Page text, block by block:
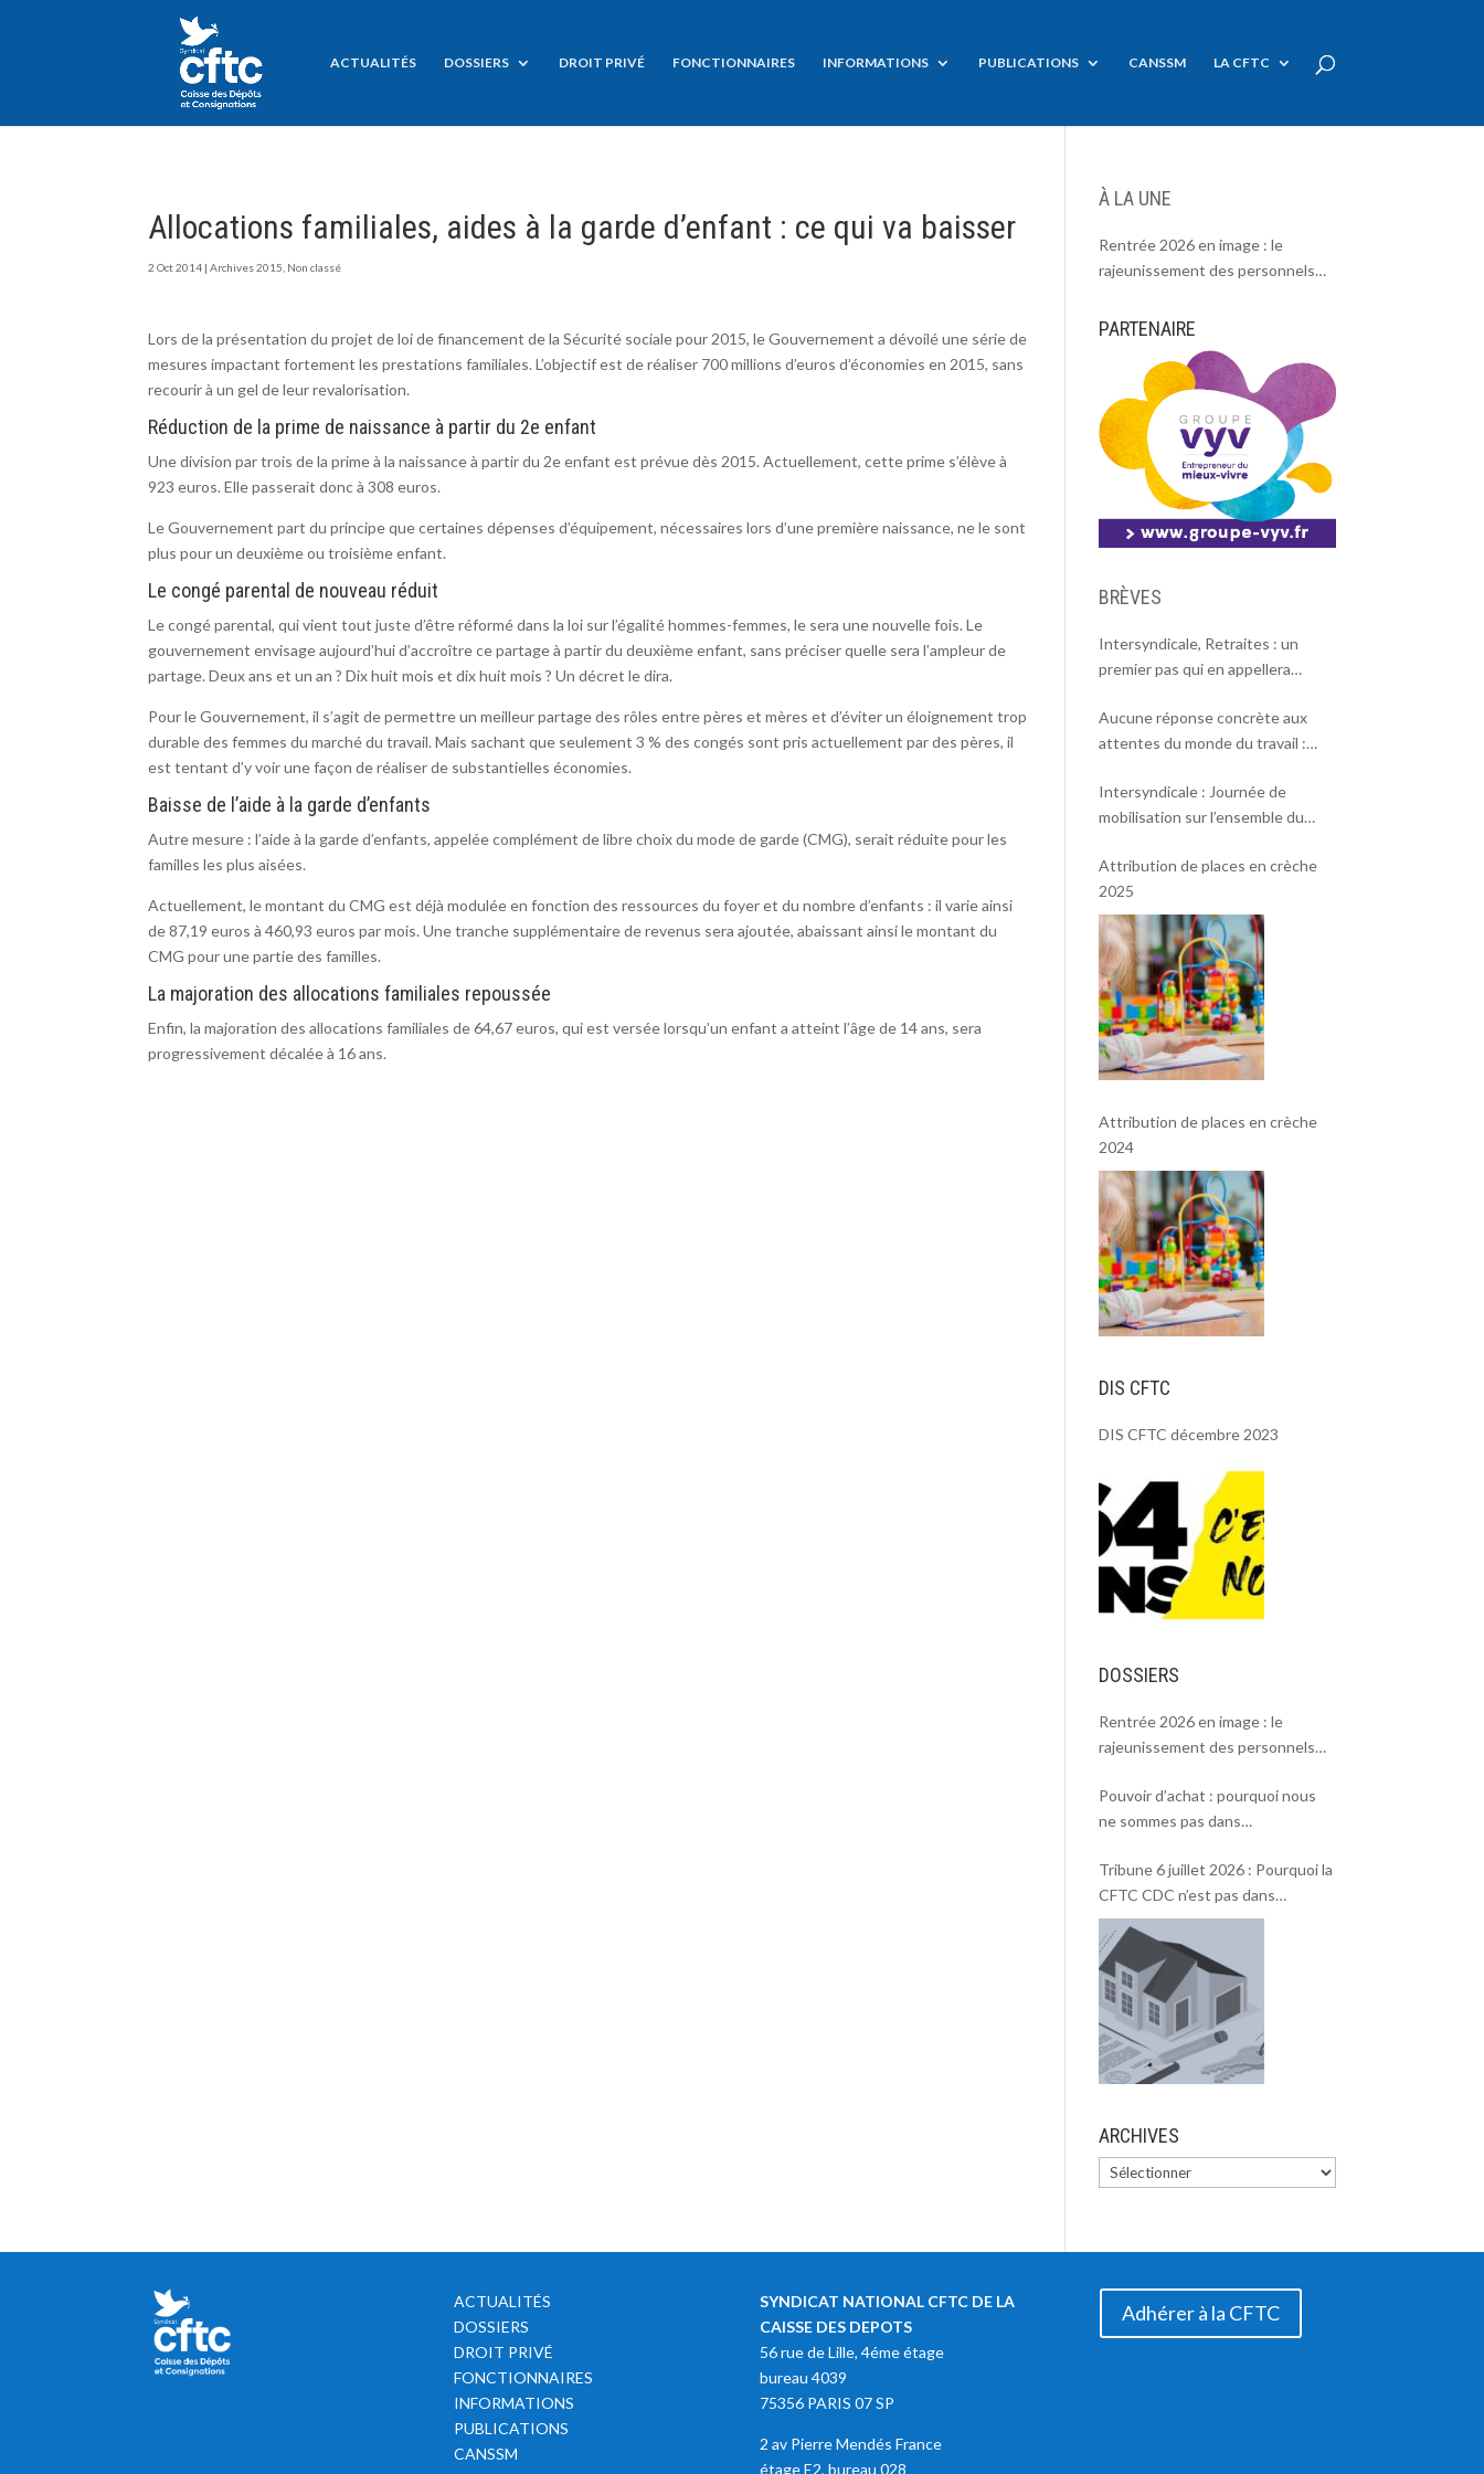
ACTUALITÉS DOSSIERS DROIT PRIVÉ FONCTIONNAIRES INFORMATIONS PUBLICATIONS CANSSM LA CFTC
Allocations familiales, aides à la garde d’enfant : ce qui va baisser
2 Oct 2014 |Archives 2015 Non classé
Lors de la présentation du projet de loi de financement de la Sécurité sociale pour 2015, le Gouvernement a dévoilé une série de
mesures impactant fortement les prestations familiales. L’objectif est de réaliser 700 millions d’euros d’économies en 2015, sans
recourir à un gel de leur revalorisation.
Réduction de la prime de naissance à partir du 2e enfant
Une division par trois de la prime à la naissance à partir du 2e enfant est prévue dès 2015. Actuellement, cette prime s’élève à
923 euros. Elle passerait donc à 308 euros.
Le Gouvernement part du principe que certaines dépenses d’équipement, nécessaires lors d’une première naissance, ne le sont
plus pour un deuxième ou troisième enfant.
Le congé parental de nouveau réduit
Le congé parental, qui vient tout juste d’être réformé dans la loi sur l’égalité hommes-femmes, le sera une nouvelle fois. Le
gouvernement envisage aujourd’hui d’accroître ce partage à partir du deuxième enfant, sans préciser quelle sera l’ampleur de
partage. Deux ans et un an ? Dix huit mois et dix huit mois ? Un décret le dira.
Pour le Gouvernement, il s’agit de permettre un meilleur partage des rôles entre pères et mères et d’éviter un éloignement trop
durable des femmes du marché du travail. Mais sachant que seulement 3 % des congés sont pris actuellement par des pères, il
est tentant d’y voir une façon de réaliser de substantielles économies.
Baisse de l’aide à la garde d’enfants
Autre mesure : l’aide à la garde d’enfants, appelée complément de libre choix du mode de garde (CMG), serait réduite pour les
familles les plus aisées.
Actuellement, le montant du CMG est déjà modulée en fonction des ressources du foyer et du nombre d’enfants : il varie ainsi
de 87,19 euros à 460,93 euros par mois. Une tranche supplémentaire de revenus sera ajoutée, abaissant ainsi le montant du
CMG pour une partie des familles.
La majoration des allocations familiales repoussée
Enfin, la majoration des allocations familiales de 64,67 euros, qui est versée lorsqu’un enfant a atteint l’âge de 14 ans, sera
progressivement décalée à 16 ans.
À LA UNE
Rentrée 2026 en image : le
rajeunissement des personnels
PARTENAIRE
BRÈVES
Intersyndicale, Retraites : un
premier pas qui en appellera
Aucune réponse concrète aux
attentes du monde du travail :
mobilisation massive le 2 octobre !
Intersyndicale : Journée de
mobilisation sur l’ensemble du
Attribution de places en crèche
2025
Attribution de places en crèche
2024
DIS CFTC
DIS CFTC décembre 2023
DOSSIERS
Rentrée 2026 en image : le
rajeunissement des personnels
Pouvoir d’achat : pourquoi nous
ne sommes pas dans
Tribune 6 juillet 2026 : Pourquoi la
CFTC CDC n’est pas dans
l’intersyndicale « Pouvoir d’achat »
et Rentrée 2026 .
ARCHIVES
ACTUALITÉS
DOSSIERS
DROIT PRIVÉ
FONCTIONNAIRES
INFORMATIONS
PUBLICATIONS
CANSSM
SYNDICAT NATIONAL CFTC DE LA
CAISSE DES DEPOTS
56 rue de Lille, 4éme étage
bureau 4039
75356 PARIS 07 SP
2 av Pierre Mendés France
étage E2, bureau 028
Adhérer à la CFTC